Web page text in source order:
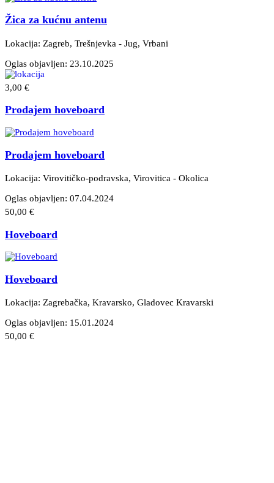
Žica za kućnu antenu
Lokacija: Zagreb, Trešnjevka - Jug, Vrbani
Oglas objavljen: 23.10.2025
3,00 €
Prodajem hoveboard
Prodajem hoveboard
Lokacija: Virovitičko-podravska, Virovitica - Okolica
Oglas objavljen: 07.04.2024
50,00 €
Hoveboard
Hoveboard
Lokacija: Zagrebačka, Kravarsko, Gladovec Kravarski
Oglas objavljen: 15.01.2024
50,00 €